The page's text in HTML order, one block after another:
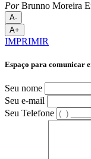
PorBrunno Moreira
A-
A+
IMPRIMIR
Espaço para comunicar
Seu nome
Seu e-mail
Seu Telefone